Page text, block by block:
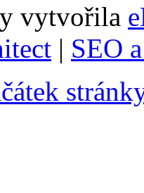
vytvořila
| SEO